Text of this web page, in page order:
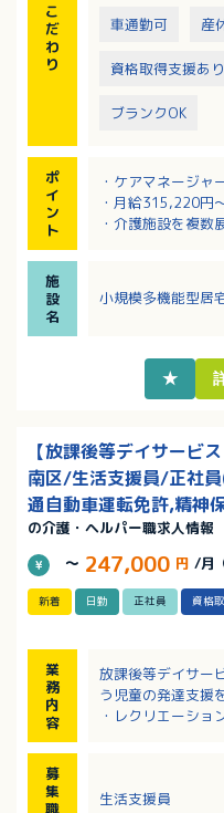
・送迎 など
こ
だ
わ
り
車通勤可 産
資格取得支援あり
ブランクOK
ポ
イ
ン
ト
・ケアマネージャ
・月給315,220円
・介護施設を複数
・幅広い年齢の方
施
設
名
小規模多機能型居
★
【放課後等デイサービ
南区/生活支援員/正社
通自動車運転免許,精神
の介護・ヘルパー職求人情報
～ 247,000 円 /月
新着 日勤 正社員 資格
業
務
内
容
放課後等デイサー
う児童の発達支援
・レクリエーショ
・事務作業、買い
募
集
職
生活支援員